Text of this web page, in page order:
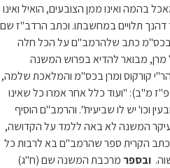
בהמה ואינו ממן הצובעים, הואיל ואינו
דהנך תלויים במחשבתו. וכתב הרדב"ז שם
בכס"מ כתב שלהרמב"ם על הכל חלה
מרן, מבואר להדיא בפרוש המשנה
קורקוס ומרן בכס"מ והמלאכת שלמה,
מ"ב): "ועוד כלל אחר אמרו כל שאינו
וכו' יש לו שביעית". והרמב"ם הוסיף
[ועיקר המשנה לא באה ללמד על הקדושה,
וכתב הקרית ספר שהרמב"ם בא לרבות כל
ובספר מרכבת המשנה שם (ח"ג)